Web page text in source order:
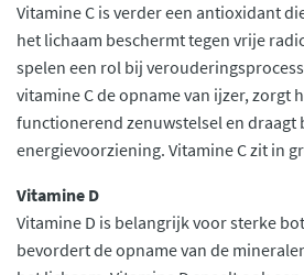
Vitamine C is verder een antioxidant
het lichaam beschermt tegen vrije
spelen een rol bij
vitamine C de opname van ijzer, zorgt
functionerend zenuwstelsel en draagt
energievoorziening. Vitamine C zit in
Vitamine D
Vitamine D is belangrijk voor sterke
bevordert de opname van de